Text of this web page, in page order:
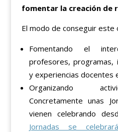
fomentar la creación de
El modo de conseguir este
Fomentando el
profesores, programas,
y experiencias docentes
Organizando
Concretamente unas
vienen celebrando
Jornadas se